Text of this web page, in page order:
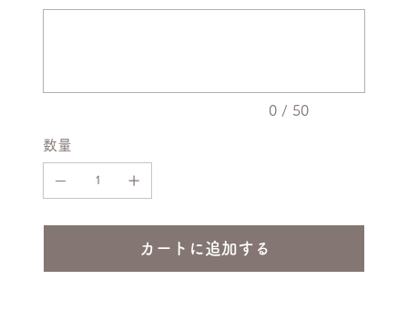
入
ま
0 / 50
数量
カートに追加する